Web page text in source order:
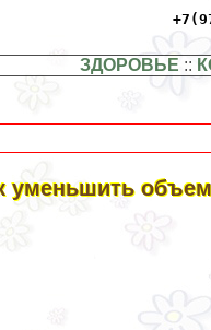
ЗДОРОВЬЕ ::
уменьшить